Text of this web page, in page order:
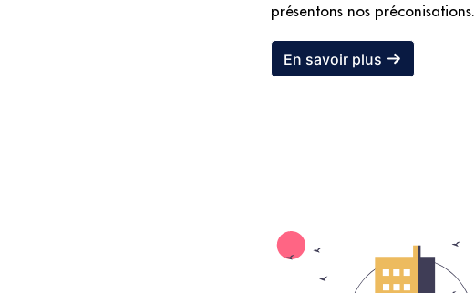
présentons nos préconisations.
En savoir plus